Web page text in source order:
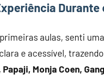
Durante
aulas, senti
e acessível,
Papaji, Monja Coen,